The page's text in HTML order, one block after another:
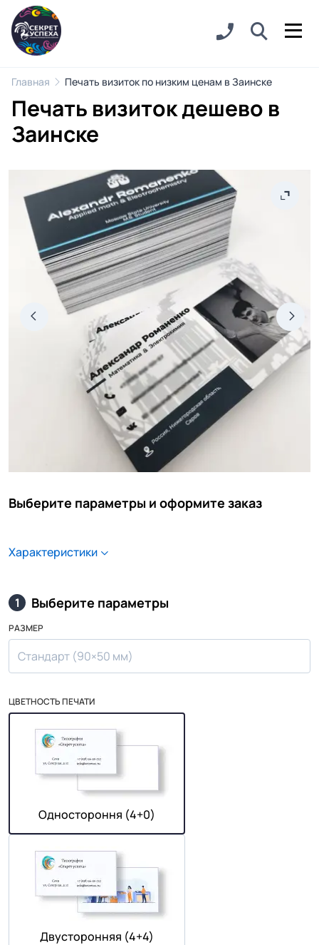
Главная Печать визиток по низким ценам в Заинске
Печать визиток дешево в
Заинске
Выберите параметры и оформите заказ
Характеристики
1 Выберите параметры
РАЗМЕР
Стандарт (90×50 мм)
ЦВЕТНОСТЬ ПЕЧАТИ
Одностороння (4+0)
Двусторонняя (4+4)